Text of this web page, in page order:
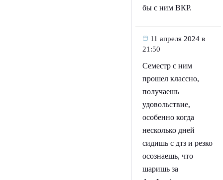
бы с ним ВКР.
11 апреля 2024 в
21:50
Семестр с ним
прошел классно,
получаешь
удовольствие,
особенно когда
несколько дней
сидишь с дтз и резко
осознаешь, что
шаришь за